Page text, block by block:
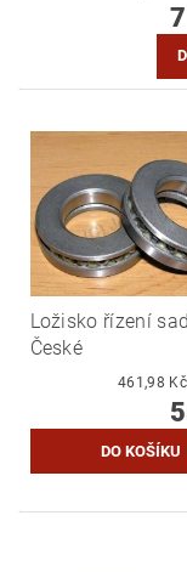
Ložisko řízení
České